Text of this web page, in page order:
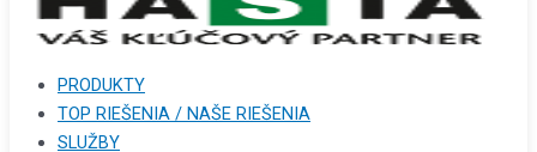
PRODUKTY
TOP RIEŠENIA / NAŠE RIEŠENIA
SLUŽBY